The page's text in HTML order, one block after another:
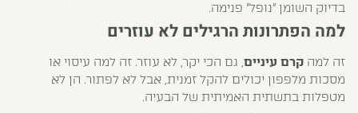
בדיוק השומן "נופל" פנימה.
למה הפתרונות הרגילים לא עוזרים
זה למה קרם עיניים, גם הכי יקר, לא עוזר. זה למה עיסוי או
מסכות מלפפון יכולים להקל זמנית, אבל לא לפתור. הן לא
מטפלות בתשתית האמיתית של הבעיה.